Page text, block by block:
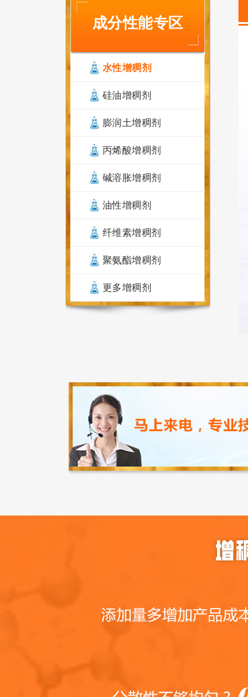
成分性能专区
水性增稠剂
硅油增稠剂
膨润土增稠剂
丙烯酸增稠剂
碱溶胀增稠剂
油性增稠剂
纤维素增稠剂
聚氨酯增稠剂
更多增稠剂